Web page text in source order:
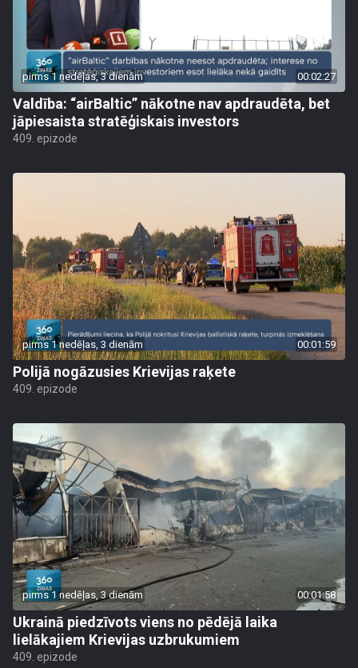
pirms 1 nedēļas, 3 dienām 00:02:27
Valdība: “airBaltic” nākotne nav apdraudēta, bet
jāpiesaista stratēģiskais investors
409. epizode
pirms 1 nedēļas, 3 dienām 00:01:59
Polijā nogāzusies Krievijas raķete
409. epizode
pirms 1 nedēļas, 3 dienām 00:01:58
Ukrainā piedzīvots viens no pēdējā laika
lielākajiem Krievijas uzbrukumiem
409. epizode